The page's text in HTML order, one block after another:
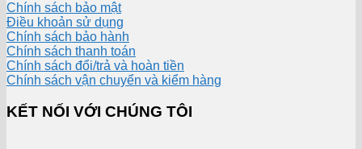
Chính sách bảo mật
Điều khoản sử dụng
Chính sách bảo hành
Chính sách thanh toán
Chính sách đổi/trả và hoàn tiền
Chính sách vận chuyển và kiểm hàng
KẾT NỐI VỚI CHÚNG TÔI